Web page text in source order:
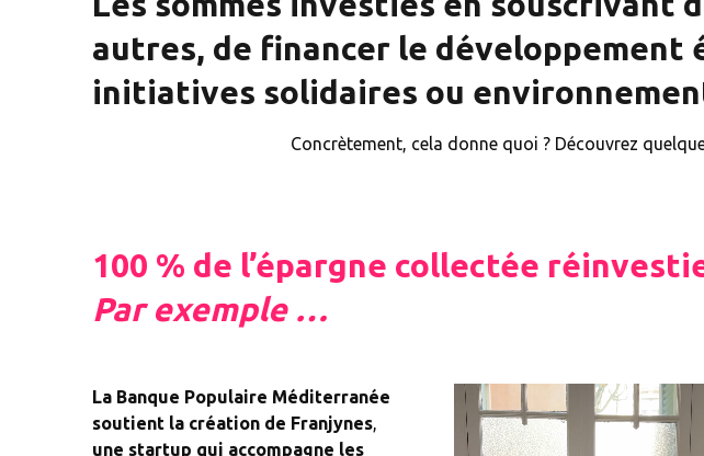
autres, de financer le développement
initiatives solidaires ou
Concrètement, cela donne quoi ? Découvrez
100 % de l’épargne collectée
Par exemple …
La Banque Populaire Méditerranée
soutient la création de Franjynes,
une startup qui accompagne les
Souscrire
Documentation
Souscrire